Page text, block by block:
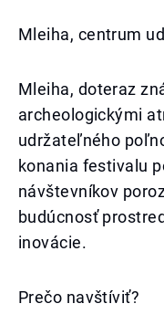
Mleiha, centrum
Mleiha, doteraz
archeologickými
udržateľného
konania festivalu
návštevníkov
budúcnosť
inovácie.
Prečo navštíviť?